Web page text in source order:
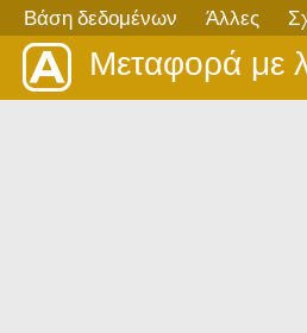
Βάση δεδομένων Άλλες
Μεταφορά με